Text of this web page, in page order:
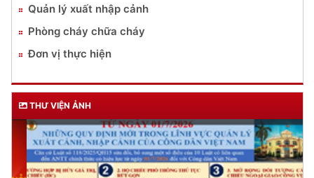
Quản lý xuất nhập cảnh
Phòng cháy chữa cháy
Đơn vị thực hiện
THƯ VIỆN ẢNH